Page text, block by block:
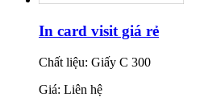
In card visit giá rẻ
Chất liệu: Giấy C 300
Giá: Liên hệ